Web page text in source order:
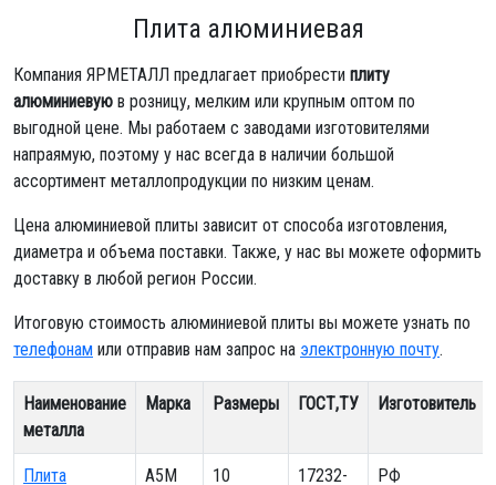
Плита алюминиевая
Компания ЯРМЕТАЛЛ предлагает приобрести плиту
алюминиевую в розницу, мелким или крупным оптом по
выгодной цене. Мы работаем с заводами изготовителями
напраямую, поэтому у нас всегда в наличии большой
ассортимент металлопродукции по низким ценам.
Цена алюминиевой плиты зависит от способа изготовления,
диаметра и объема поставки. Также, у нас вы можете оформить
доставку в любой регион России.
Итоговую стоимость алюминиевой плиты вы можете узнать по
телефонам или отправив нам запрос на электронную почту.
Наименование
металла
Марка Размеры ГОСТ,ТУ Изготовитель
Плита
А5М 10
17232-
РФ